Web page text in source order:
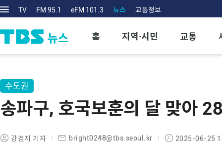
TV FM 95.1 eFM 101.3 뉴스 교통정보
홈 지역·시민 교통
수도권
송파구, 호국보훈의 달 맞아
강경지 기자 bright0248@tbs.seoul.kr 2025-06-25